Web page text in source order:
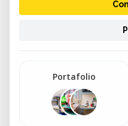
Portafolio